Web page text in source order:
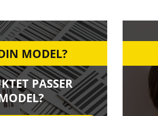
MODEL?
PASSER